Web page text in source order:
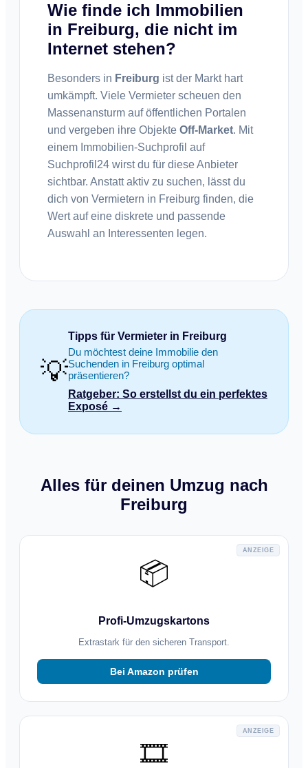
Wie finde ich Immobilien
in Freiburg, die nicht im
Internet stehen?
Besonders in Freiburg ist der Markt hart
umkämpft. Viele Vermieter scheuen den
Massenansturm auf öffentlichen Portalen
und vergeben ihre Objekte Off-Market. Mit
einem Immobilien-Suchprofil auf
Suchprofil24 wirst du für diese Anbieter
sichtbar. Anstatt aktiv zu suchen, lässt du
dich von Vermietern in Freiburg finden, die
Wert auf eine diskrete und passende
Auswahl an Interessenten legen.
💡
Tipps für Vermieter in Freiburg
Du möchtest deine Immobilie den
Suchenden in Freiburg optimal
präsentieren?
Ratgeber: So erstellst du ein perfektes
Exposé →
Alles für deinen Umzug nach
Freiburg
ANZEIGE
📦
Profi-Umzugskartons
Extrastark für den sicheren Transport.
Bei Amazon prüfen
ANZEIGE
🎞️